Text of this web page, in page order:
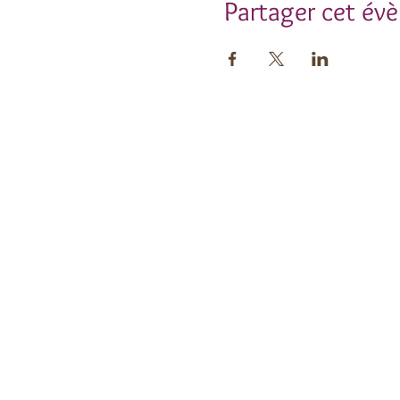
Partager cet